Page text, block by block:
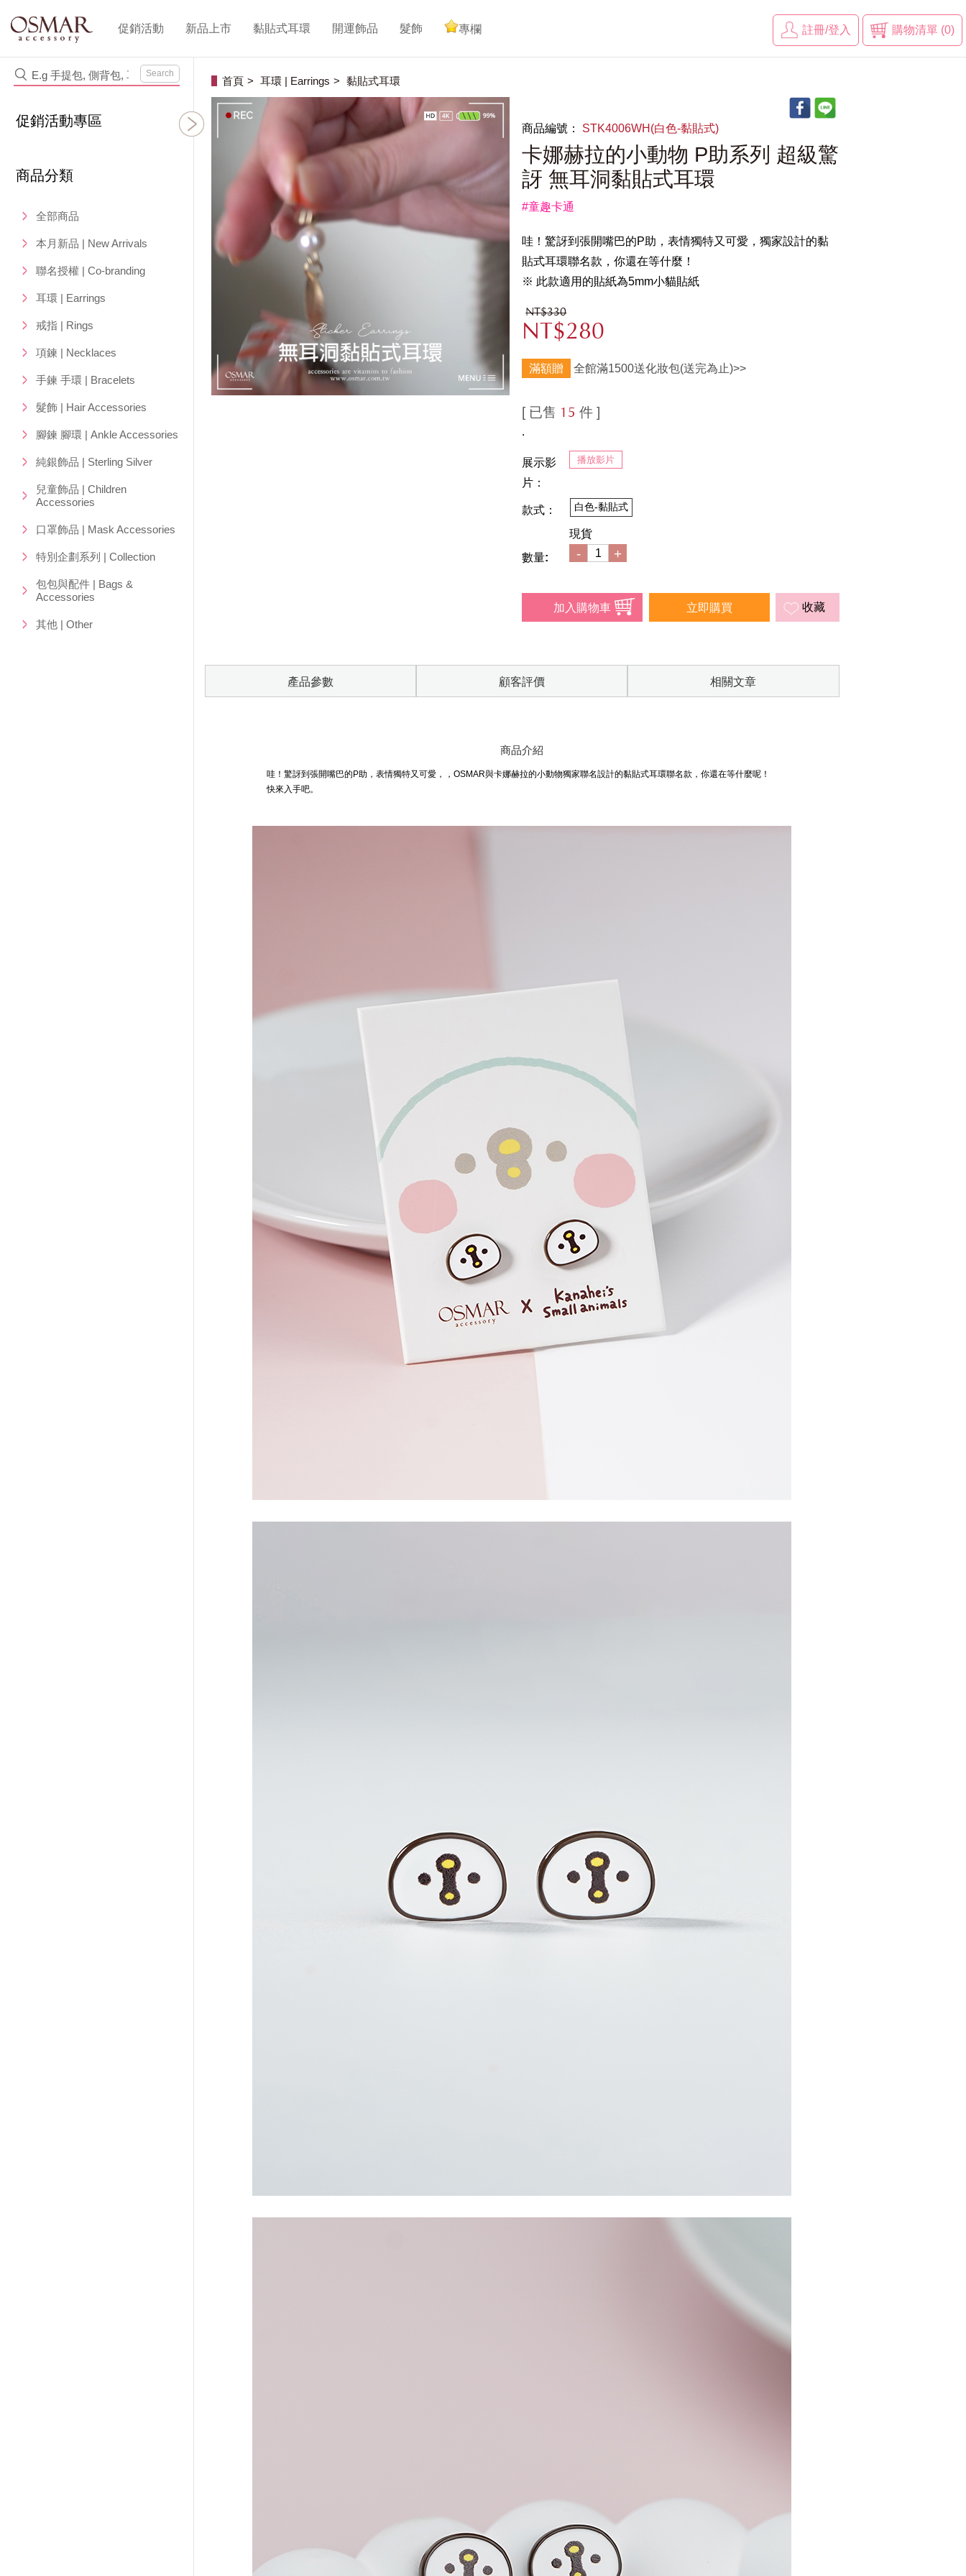
促銷活動 新品上市 黏貼式耳環 開運飾品 髮飾 專欄 購物清單 (0)
註冊/登入
Search
促銷活動專區
商品分類
全部商品
本月新品 | New Arrivals
聯名授權 | Co-branding
耳環 | Earrings
戒指 | Rings
項鍊 | Necklaces
手鍊 手環 | Bracelets
髮飾 | Hair Accessories
腳鍊 腳環 | Ankle Accessories
純銀飾品 | Sterling Silver
兒童飾品 | Children
Accessories
口罩飾品 | Mask Accessories
特別企劃系列 | Collection
包包與配件 | Bags &
Accessories
其他 | Other
首頁 耳環 | Earrings 黏貼式耳環
商品編號： STK4006WH(白色-黏貼式)
卡娜赫拉的小動物 P助系列 超級驚
訝 無耳洞黏貼式耳環
#童趣卡通
哇！驚訝到張開嘴巴的P助，表情獨特又可愛，獨家設計的黏
貼式耳環聯名款，你還在等什麼！
※ 此款適用的貼紙為5mm小貓貼紙
NT$330
NT$280
滿額贈 全館滿1500送化妝包(送完為止)>>
[ 已售 15 件 ]
.
展示影
片：
播放影片
款式： 白色-黏貼式
現貨
數量:
- +
收藏
產品參數 顧客評價 相關文章
商品介紹
哇！驚訝到張開嘴巴的P助，表情獨特又可愛，，OSMAR與卡娜赫拉的小動物獨家聯名設計的黏貼式耳環聯名款，你還在等什麼呢！
快來入手吧。